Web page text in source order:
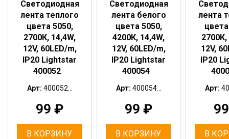
Светодиодная
лента теплого
цвета 5050,
2700К, 14,4W,
12V, 60LED/m,
IP20 Lightstar
400052
Арт: 400052...
99 ₽
В КОРЗИНУ
Светодиодная
лента белого
цвета 5050,
4200К, 14,4W,
12V, 60LED/m,
IP20 Lightstar
400054
Арт: 400054...
99 ₽
В КОРЗИНУ
лента
2700К,
12V,
IP20
Арт:
В